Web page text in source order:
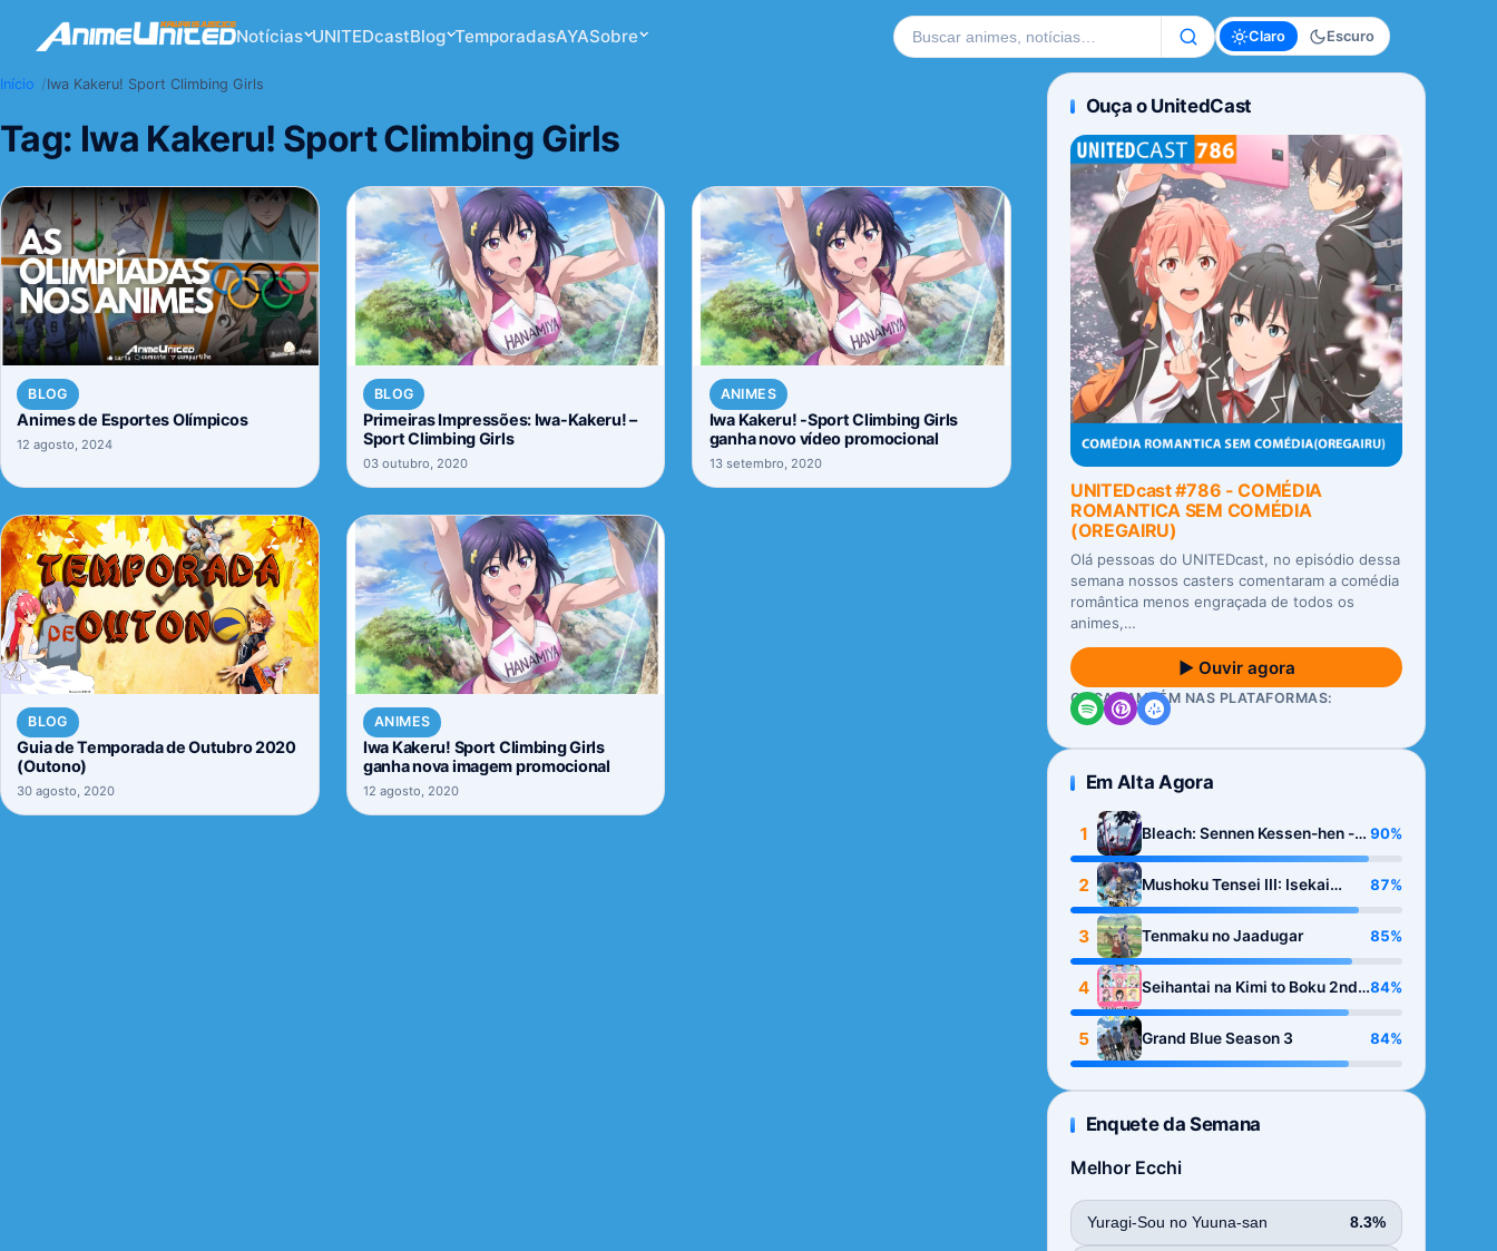
Notícias UNITEDcastBlog TemporadasAYASobre Buscar no site Claro Escuro
Início Iwa Kakeru! Sport Climbing Girls
Tag: Iwa Kakeru! Sport Climbing Girls
BLOG
Animes de Esportes Olímpicos
12 agosto, 2024
BLOG
Primeiras Impressões: Iwa-Kakeru! –
Sport Climbing Girls
03 outubro, 2020
ANIMES
Iwa Kakeru! -Sport Climbing Girls
ganha novo vídeo promocional
13 setembro, 2020
BLOG
Guia de Temporada de Outubro 2020
(Outono)
30 agosto, 2020
ANIMES
Iwa Kakeru! Sport Climbing Girls
ganha nova imagem promocional
12 agosto, 2020
Ouça o UnitedCast
UNITEDcast #786 - COMÉDIA
ROMANTICA SEM COMÉDIA
(OREGAIRU)
Olá pessoas do UNITEDcast, no episódio dessa
semana nossos casters comentaram a comédia
romântica menos engraçada de todos os
animes,…
▶ Ouvir agora
OUÇA TAMBÉM NAS PLATAFORMAS:
Em Alta Agora
1
Bleach: Sennen Kessen-hen -
Kashin-tan
90%
2
Mushoku Tensei III: Isekai
Ittara Honki Dasu
87%
3 Tenmaku no Jaadugar 85%
4
Seihantai na Kimi to Boku 2nd
Season
84%
5 Grand Blue Season 3 84%
Enquete da Semana
Melhor Ecchi
Yuragi-Sou no Yuuna-san 8.3%